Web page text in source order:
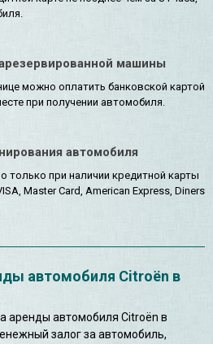
машины
можно оплатить банковской картой
при получении автомобиля.
автомобиля
только при наличии кредитной карты
Master Card, American Express, Diners
автомобиля Citroën в
аренды автомобиля Citroën в
залог за автомобиль,